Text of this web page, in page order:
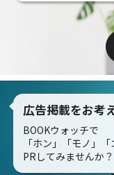
広告掲載をお考
BOOKウォッチで
「ホン」「モノ」
PRしてみませんか？